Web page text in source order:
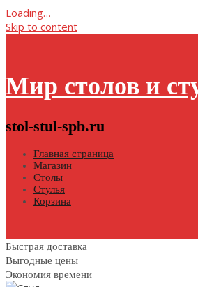
Loading…
Skip to content
Мир столов и
stol-stul-spb.ru
Главная страница
Магазин
Столы
Стулья
Корзина
Быстрая доставка
Выгодные цены
Экономия времени